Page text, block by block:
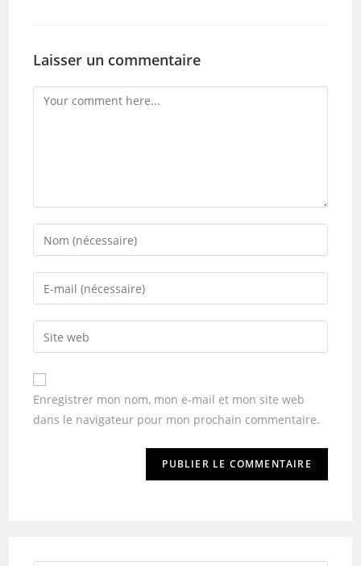
Laisser un commentaire
Enregistrer mon nom, mon e-mail et mon site web
dans le navigateur pour mon prochain commentaire.